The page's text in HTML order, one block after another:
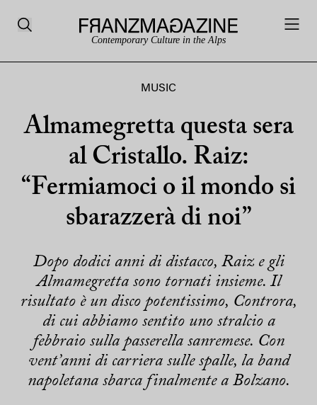
Contemporary Culture in the Alps
MUSIC
Almamegretta questa sera
al Cristallo. Raiz:
“Fermiamoci o il mondo si
sbarazzerà di noi”
Dopo dodici anni di distacco, Raiz e gli
Almamegretta sono tornati insieme. Il
risultato è un disco potentissimo, Controra,
di cui abbiamo sentito uno stralcio a
febbraio sulla passerella sanremese. Con
vent’anni di carriera sulle spalle, la band
napoletana sbarca finalmente a Bolzano.